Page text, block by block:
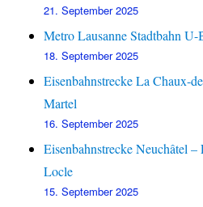
21. September 2025
Metro Lausanne Stadtbahn U-
18. September 2025
Eisenbahnstrecke La Chaux-
Martel
16. September 2025
Eisenbahnstrecke Neuchâtel
Locle
15. September 2025